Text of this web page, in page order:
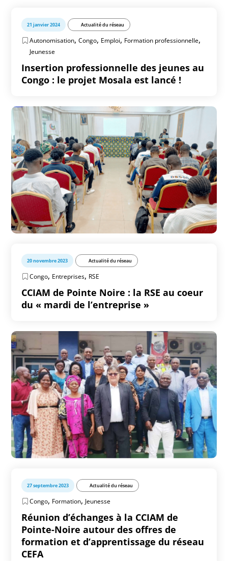
21 janvier 2024 Actualité du réseau
Autonomisation,Congo, Emploi, Formation professionnelle,
Jeunesse
Insertion professionnelle des jeunes au
Congo : le projet Mosala est lancé !
20 novembre 2023 Actualité du réseau
Congo, Entreprises, RSE
CCIAM de Pointe Noire : la RSE au coeur
du « mardi de l’entreprise »
27 septembre 2023 Actualité du réseau
Congo, Formation, Jeunesse
Réunion d’échanges à la CCIAM de
Pointe-Noire autour des offres de
formation et d’apprentissage du réseau
CEFA